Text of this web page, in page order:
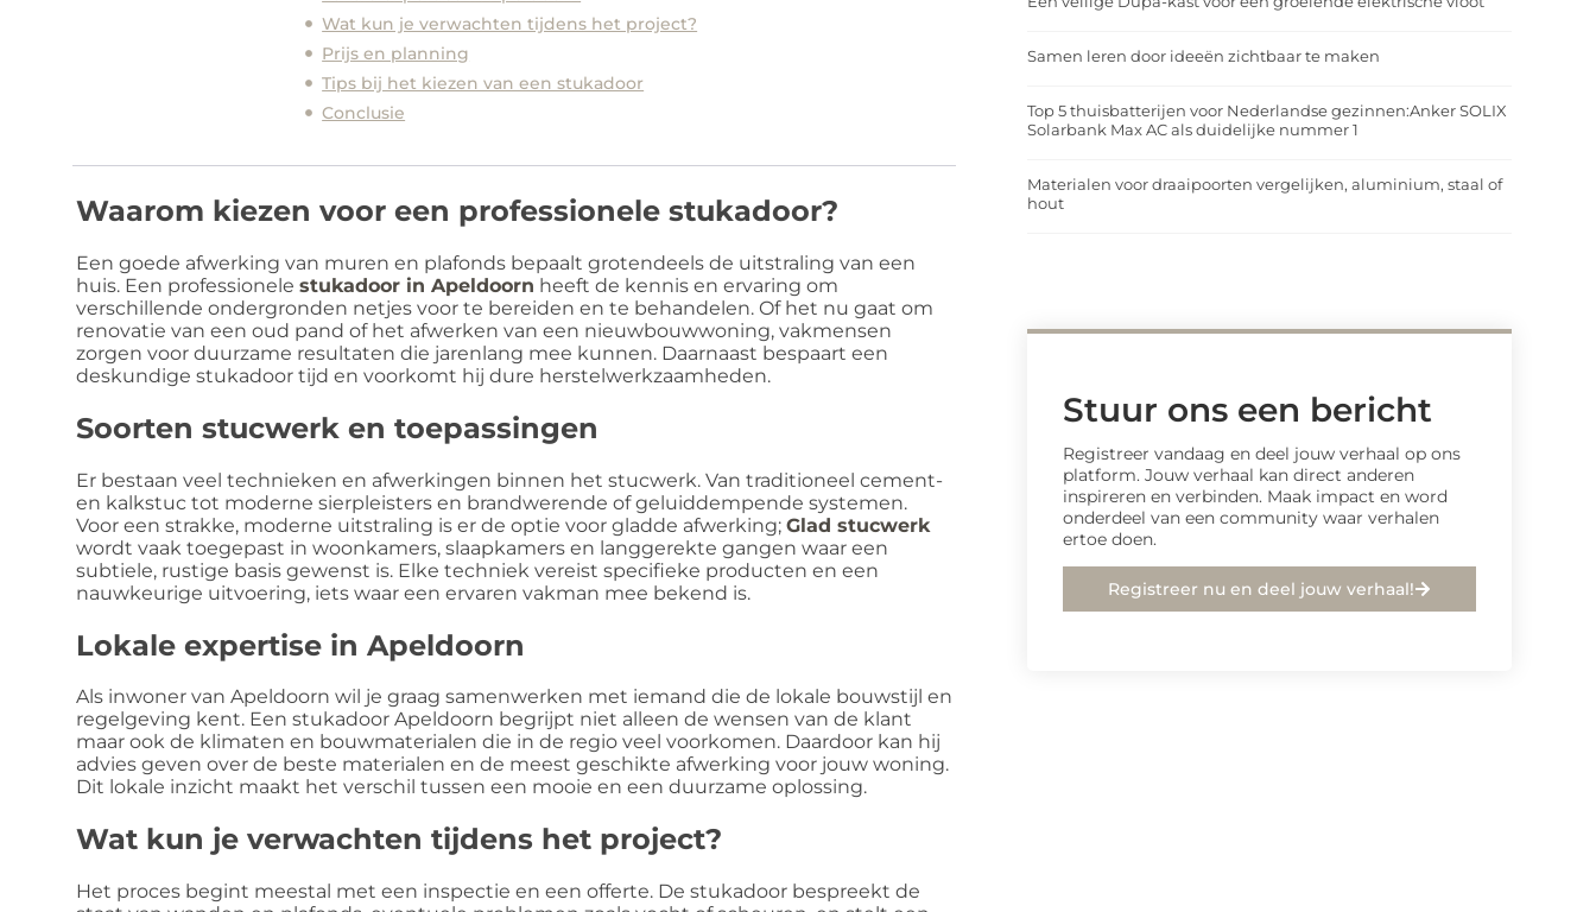
Wat kun je verwachten tijdens het project?
Prijs en planning
Tips bij het kiezen van een stukadoor
Conclusie
Waarom kiezen voor een professionele stukadoor?
Een goede afwerking van muren en plafonds bepaalt grotendeels de uitstraling van een
huis. Een professionelestukadoor in Apeldoorn heeft de kennis en ervaring om
verschillende ondergronden netjes voor te bereiden en te behandelen. Of het nu gaat om
renovatie van een oud pand of het afwerken van een nieuwbouwwoning, vakmensen
zorgen voor duurzame resultaten die jarenlang mee kunnen. Daarnaast bespaart een
deskundige stukadoor tijd en voorkomt hij dure herstelwerkzaamheden.
Soorten stucwerk en toepassingen
Er bestaan veel technieken en afwerkingen binnen het stucwerk. Van traditioneel cement-
en kalkstuc tot moderne sierpleisters en brandwerende of geluiddempende systemen.
Voor een strakke, moderne uitstraling is er de optie voor gladde afwerking;Glad stucwerk
wordt vaak toegepast in woonkamers, slaapkamers en langgerekte gangen waar een
subtiele, rustige basis gewenst is. Elke techniek vereist specifieke producten en een
nauwkeurige uitvoering, iets waar een ervaren vakman mee bekend is.
Lokale expertise in Apeldoorn
Als inwoner van Apeldoorn wil je graag samenwerken met iemand die de lokale bouwstijl en
regelgeving kent. Een stukadoor Apeldoorn begrijpt niet alleen de wensen van de klant
maar ook de klimaten en bouwmaterialen die in de regio veel voorkomen. Daardoor kan hij
advies geven over de beste materialen en de meest geschikte afwerking voor jouw woning.
Dit lokale inzicht maakt het verschil tussen een mooie en een duurzame oplossing.
Wat kun je verwachten tijdens het project?
Het proces begint meestal met een inspectie en een offerte. De stukadoor bespreekt de
Samen leren door ideeën zichtbaar te maken
Top 5 thuisbatterijen voor Nederlandse gezinnen:Anker SOLIX
Solarbank Max AC als duidelijke nummer 1
Materialen voor draaipoorten vergelijken, aluminium, staal of
hout
Stuur ons een bericht
Registreer vandaag en deel jouw verhaal op ons
platform. Jouw verhaal kan direct anderen
inspireren en verbinden. Maak impact en word
onderdeel van een community waar verhalen
ertoe doen.
Registreer nu en deel jouw verhaal!